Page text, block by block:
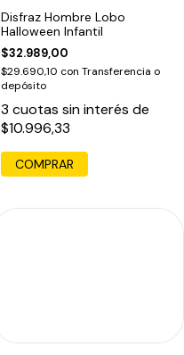
Disfraz Hombre Lobo
Halloween Infantil
$32.989,00
$29.690,10 con Transferencia o
depósito
3 cuotas sin interés de
$10.996,33
COMPRAR